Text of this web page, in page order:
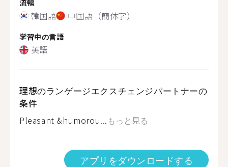
流暢
韓国語 中国語（簡体字）
学習中の言語
英語
理想のランゲージエクスチェンジパートナーの
条件
Pleasant &humorou... もっと見る
アプリをダウンロードする